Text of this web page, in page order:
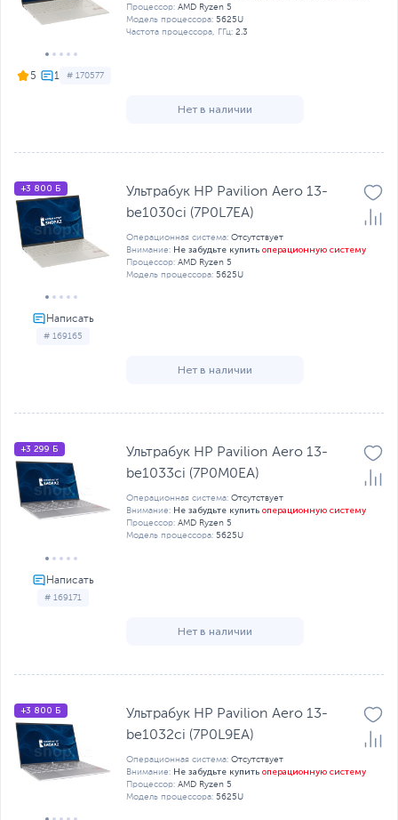
5 # 170577
Процессор: AMD Ryzen 5
Модель процессора: 5625U
Частота процессора, ГГц: 2.3
Нет в наличии
# 169165
+3 800 Б
Ультрабук HP Pavilion Aero 13-
be1030ci (7P0L7EA)
Операционная система: Отсутствует
Внимание: Не забудьте купить операционную систему
Процессор: AMD Ryzen 5
Модель процессора: 5625U
Нет в наличии
# 169171
+3 299 Б
Ультрабук HP Pavilion Aero 13-
be1033ci (7P0M0EA)
Операционная система: Отсутствует
Внимание: Не забудьте купить операционную систему
Процессор: AMD Ryzen 5
Модель процессора: 5625U
Нет в наличии
+3 800 Б
Ультрабук HP Pavilion Aero 13-
be1032ci (7P0L9EA)
Операционная система: Отсутствует
Внимание: Не забудьте купить операционную систему
Процессор: AMD Ryzen 5
Модель процессора: 5625U